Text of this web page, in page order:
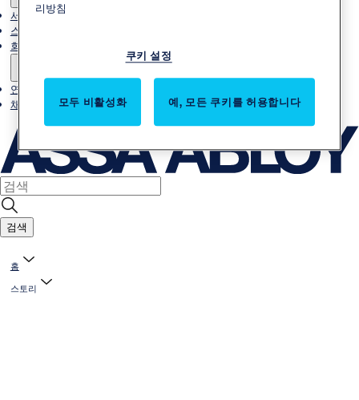
서비스
스토리
회사소개
연락처
채용
검색
홈
스토리
리방침
쿠키 설정
모두 비활성화 예, 모든 쿠키를 허용합니다